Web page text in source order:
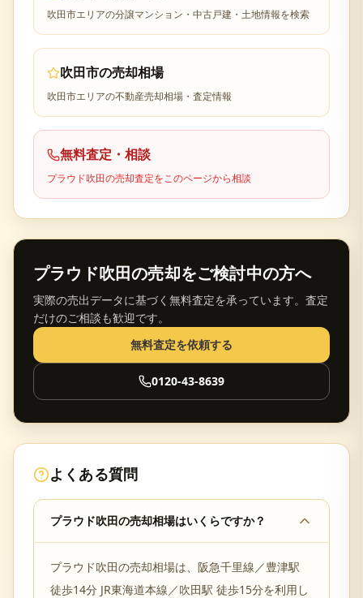
吹田市エリアの分譲マンション・中古戸建・土地情報を検索
吹田市の売却相場
吹田市エリアの不動産売却相場・査定情報
無料査定・相談
プラウド吹田の売却査定をこのページから相談
プラウド吹田の売却をご検討中の方へ
実際の売出データに基づく無料査定を承っています。査定
だけのご相談も歓迎です。
無料査定を依頼する
0120-43-8639
よくある質問
プラウド吹田の売却相場はいくらですか？
プラウド吹田の売却相場は、阪急千里線／豊津駅
徒歩14分 JR東海道本線／吹田駅 徒歩15分を利用し